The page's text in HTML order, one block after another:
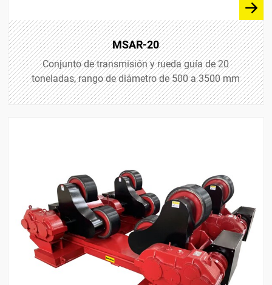
MSAR-20
Conjunto de transmisión y rueda guía de 20
toneladas, rango de diámetro de 500 a 3500 mm